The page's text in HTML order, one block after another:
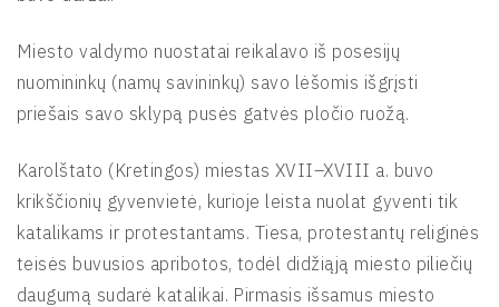
Miesto valdymo nuostatai reikalavo iš posesijų
nuomininkų (namų savininkų) savo lėšomis išgrįsti
priešais savo sklypą pusės gatvės pločio ruožą.
Karolštato (Kretingos) miestas XVII–XVIII a. buvo
krikščionių gyvenvietė, kurioje leista nuolat gyventi tik
katalikams ir protestantams. Tiesa, protestantų religinės
teisės buvusios apribotos, todėl didžiąją miesto piliečių
daugumą sudarė katalikai. Pirmasis išsamus miesto